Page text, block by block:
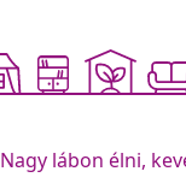
Nagy lábon élni,